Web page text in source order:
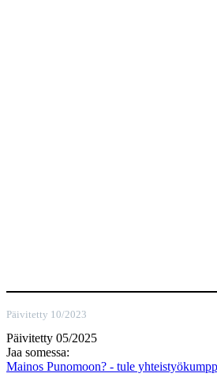
Päivitetty 10/2023
Päivitetty 05/2025
Jaa somessa:
Mainos Punomoon? - tule